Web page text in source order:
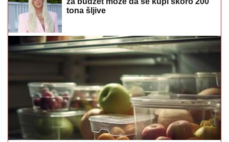
tona šljive